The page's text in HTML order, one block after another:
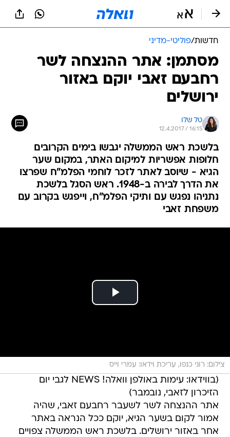
חדשות/פוליטי-מדיני
מסתמן: אתר ההנצחה לשר
רחבעם זאבי יוקם באזור
ירושלים
טל שלו
12.4.2017 / 16:15
בלשכת ראש הממשלה יגבשו בימים הקרובים
חלופות אפשריות למיקום האתר, במקום שער
הגיא - שיוסב לאתר לזכר לוחמי הפלמ"ח שפרצו
את הדרך לבירה ב-1948. ראש הסגל בלשכת
נתניהו נפגש עם ותיקי הפלמ"ח, וייפגש בקרוב עם
משפחת זאבי
צילום: רוני כנפו, עריכת וידאו: עמרי וייס
(בווידאו: עימות באולפן וואלה! NEWS לגבי יום
הזיכרון לזאבי, נובמבר)
אתר ההנצחה לשר לשעבר רחבעם זאבי, שהיה
אמור לקום בשער הגיא, יוקם ככל הנראה באתר
אחר באזור ירושלים. בלשכת ראש הממשלה צפויים